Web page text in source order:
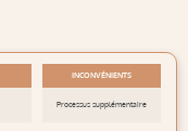
INCONVÉNIENTS
Processus supplémentaire